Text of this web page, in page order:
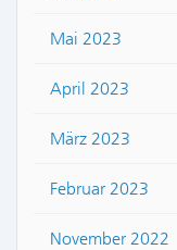
Mai 2023
April 2023
März 2023
Februar 2023
November 2022